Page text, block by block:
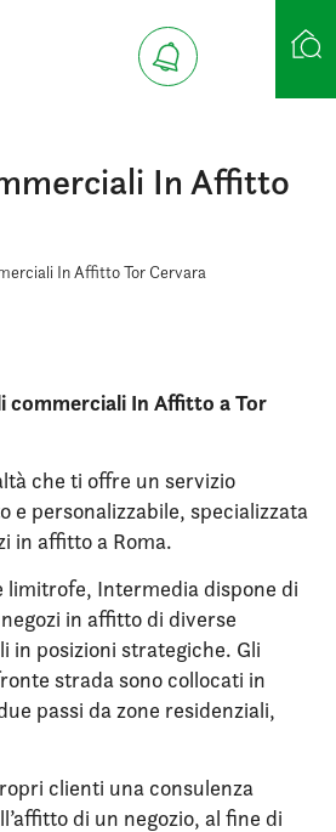
In Affitto
In Affitto Tor Cervara
commerciali In Affitto a Tor
che ti offre un servizio
e personalizzabile, specializzata
in affitto a Roma.
limitrofe, Intermedia dispone di
in affitto di diverse
in posizioni strategiche. Gli
strada sono collocati in
passi da zone residenziali,
clienti una consulenza
di un negozio, al fine di